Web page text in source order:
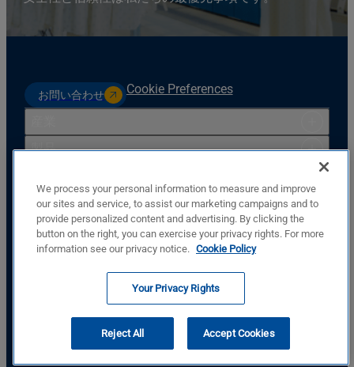
お問い合わせ Cookie Preferences
製品
サポート
会社
Basler Electric Company
12570 St. Rt. 143
Highland, IL, USA, 62249
私たちに従ってください
© Copyright © Basler Electric Company 2026
We process your personal information to measure and improve
our sites and service, to assist our marketing campaigns and to
provide personalized content and advertising. By clicking the
button on the right, you can exercise your privacy rights. For more
information see our privacy notice. Cookie Policy
Your Privacy Rights
Reject All Accept Cookies